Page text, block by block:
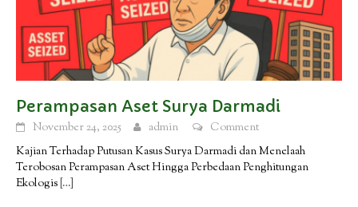
Perampasan Aset Surya Darmadi
November 24, 2025 admin
Comment
Kajian Terhadap Putusan Kasus Surya Darmadi dan Menelaah
Terobosan Perampasan Aset Hingga Perbedaan Penghitungan
Ekologis […]